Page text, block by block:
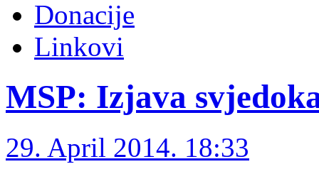
Donacije
Linkovi
MSP: Izjava
29. April 2014. 18:33